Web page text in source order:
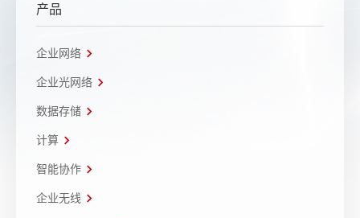
产品
企业网络
企业光网络
数据存储
计算
智能协作
企业无线